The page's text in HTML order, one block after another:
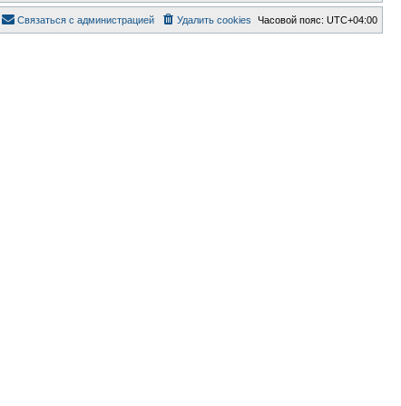
Часовой пояс: UTC+04:00
Удалить cookies
Связаться с администрацией